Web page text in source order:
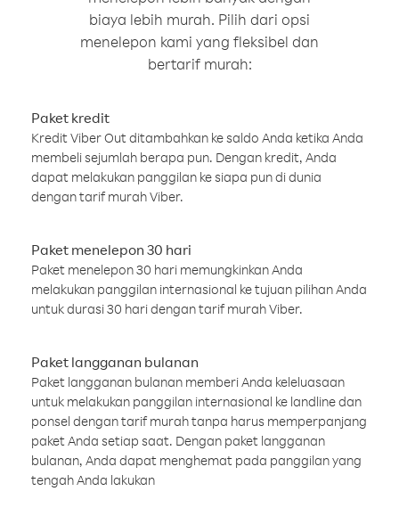
biaya lebih murah. Pilih dari opsi
menelepon kami yang fleksibel dan
bertarif murah:
Paket kredit
Kredit Viber Out ditambahkan ke saldo Anda ketika Anda
membeli sejumlah berapa pun. Dengan kredit, Anda
dapat melakukan panggilan ke siapa pun di dunia
dengan tarif murah Viber.
Paket menelepon 30 hari
Paket menelepon 30 hari memungkinkan Anda
melakukan panggilan internasional ke tujuan pilihan Anda
untuk durasi 30 hari dengan tarif murah Viber.
Paket langganan bulanan
Paket langganan bulanan memberi Anda keleluasaan
untuk melakukan panggilan internasional ke landline dan
ponsel dengan tarif murah tanpa harus memperpanjang
paket Anda setiap saat. Dengan paket langganan
bulanan, Anda dapat menghemat pada panggilan yang
tengah Anda lakukan